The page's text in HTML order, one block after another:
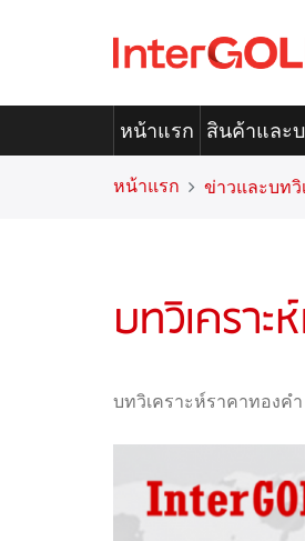
หน้าแรก สินค้าและ
หน้าแรก ข่าวและบทวิ
บทวิเครา
บทวิเคราะห์ราคาทองคำ